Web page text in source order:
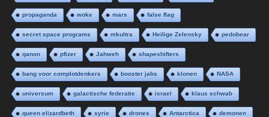
propaganda woke mars false flag
secret space programs mkultra Heilige Zelensky pedobear
qanon pfizer Jahweh shapeshifters
bang voor complotdenkers booster jabs klonen NASA
universum galactische federatie israel klaus schwab
queen elizardbeth syrie drones Antarctica demonen